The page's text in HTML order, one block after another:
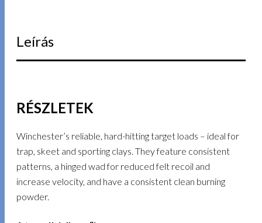
Leírás
RÉSZLETEK
Winchester’s reliable, hard-hitting target loads – ideal for
trap, skeet and sporting clays. They feature consistent
patterns, a hinged wad for reduced felt recoil and
increase velocity, and have a consistent clean burning
powder.